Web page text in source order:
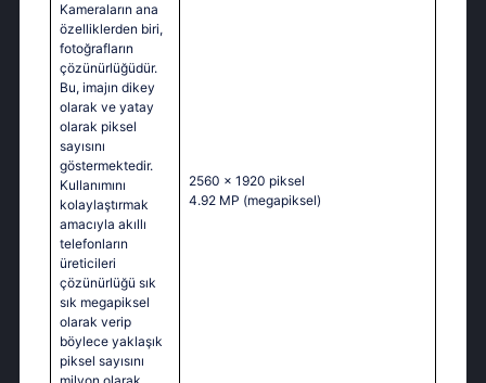
Kameraların ana
özelliklerden biri,
fotoğrafların
çözünürlüğüdür.
Bu, imajın dikey
olarak ve yatay
olarak piksel
sayısını
göstermektedir.
Kullanımını
kolaylaştırmak
amacıyla akıllı
telefonların
üreticileri
çözünürlüğü sık
sık megapiksel
olarak verip
böylece yaklaşık
piksel sayısını
2560 x 1920 piksel
4.92 MP (megapiksel)